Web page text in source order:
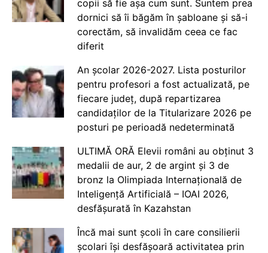
copii să fie așa cum sunt. Suntem prea
dornici să îi băgăm în șabloane și să-i
corectăm, să invalidăm ceea ce fac
diferit
An școlar 2026-2027. Lista posturilor
pentru profesori a fost actualizată, pe
fiecare județ, după repartizarea
candidaților de la Titularizare 2026 pe
posturi pe perioadă nedeterminată
ULTIMĂ ORĂ Elevii români au obținut 3
medalii de aur, 2 de argint și 3 de
bronz la Olimpiada Internațională de
Inteligență Artificială – IOAI 2026,
desfășurată în Kazahstan
Încă mai sunt școli în care consilierii
școlari își desfășoară activitatea prin